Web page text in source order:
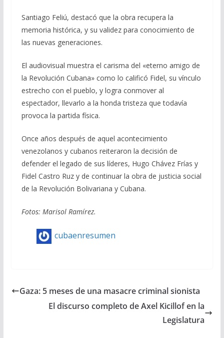
Santiago Feliú, destacó que la obra recupera la
memoria histórica, y su validez para conocimiento de
las nuevas generaciones.
El audiovisual muestra el carisma del «eterno amigo de
la Revolución Cubana» como lo calificó Fidel, su vínculo
estrecho con el pueblo, y logra conmover al
espectador, llevarlo a la honda tristeza que todavía
provoca la partida física.
Once años después de aquel acontecimiento
venezolanos y cubanos reiteraron la decisión de
defender el legado de sus líderes, Hugo Chávez Frías y
Fidel Castro Ruz y de continuar la obra de justicia social
de la Revolución Bolivariana y Cubana.
Fotos: Marisol Ramírez.
cubaenresumen
Gaza: 5 meses de una masacre criminal sionista
El discurso completo de Axel Kicillof en la
Legislatura